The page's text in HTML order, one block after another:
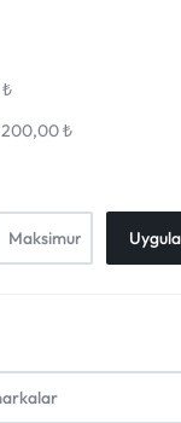
₺
200,00₺
Uygula